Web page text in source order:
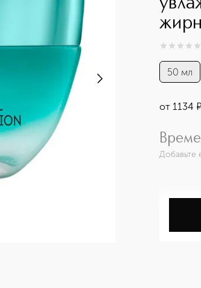
0из 0
50 мл
от 1134
Добавьте